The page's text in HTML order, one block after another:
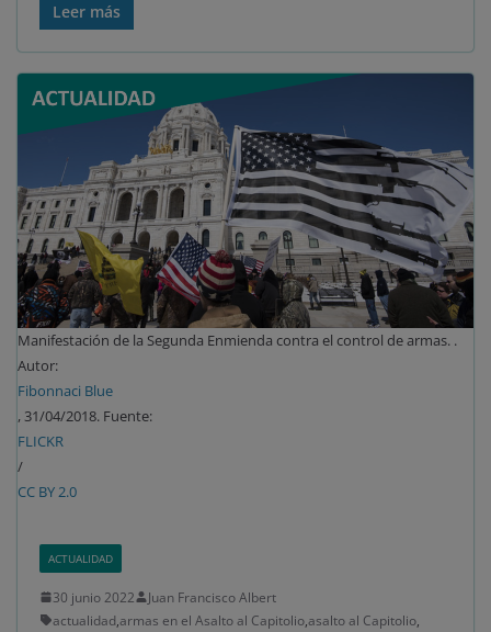
Leer más
Manifestación de la Segunda Enmienda contra el control de armas. .
Autor:
Fibonnaci Blue
, 31/04/2018. Fuente:
FLICKR
/
CC BY 2.0
ACTUALIDAD
30 junio 2022
Juan Francisco Albert
actualidad,armas en el Asalto al Capitolio,asalto al Capitolio,